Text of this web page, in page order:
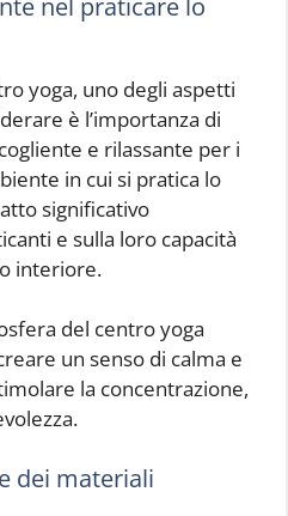
yoga, uno degli aspetti
è l’importanza di
e rilassante per i
in cui si pratica lo
significativo
e sulla loro capacità
interiore.
del centro yoga
un senso di calma e
la concentrazione,
dei materiali